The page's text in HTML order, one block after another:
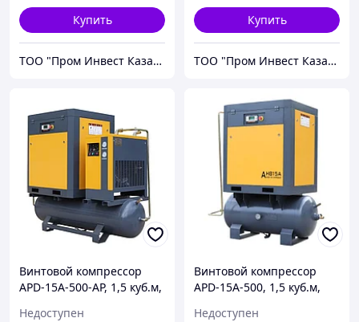
Купить
ТОО "Пром Инвест Казахстан"
Купить
ТОО "Пром Инвест Казахстан"
Винтовой компрессор
APD-15A-500-AP, 1,5 куб.м,
Недоступен
Винтовой компрессор
APD-15A-500, 1,5 куб.м,
Недоступен